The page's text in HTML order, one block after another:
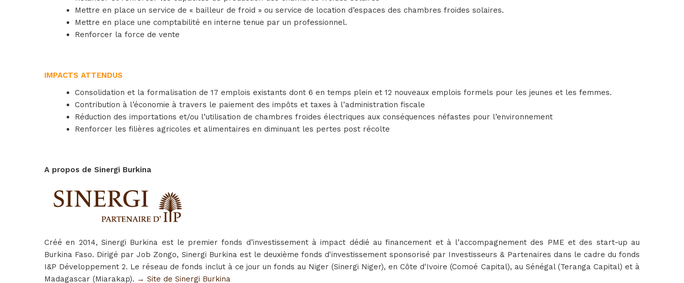
Mettre en place un service de « bailleur de froid » ou service de location d’espaces des chambres froides solaires.
Mettre en place une comptabilité en interne tenue par un professionnel.
Renforcer la force de vente
IMPACTS ATTENDUS
Consolidation et la formalisation de 17 emplois existants dont 6 en temps plein et 12 nouveaux emplois formels pour les jeunes et les femmes.
Contribution à l’économie à travers le paiement des impôts et taxes à l’administration fiscale
Réduction des importations et/ou l’utilisation de chambres froides électriques aux conséquences néfastes pour l’environnement
Renforcer les filières agricoles et alimentaires en diminuant les pertes post récolte
A propos de Sinergi Burkina
Créé en 2014, Sinergi Burkina est le premier fonds d’investissement à impact dédié au financement et à l’accompagnement des PME et des start-up au
Burkina Faso. Dirigé par Job Zongo, Sinergi Burkina est le deuxième fonds d'investissement sponsorisé par Investisseurs & Partenaires dans le cadre du fonds
I&P Développement 2. Le réseau de fonds inclut à ce jour un fonds au Niger (Sinergi Niger), en Côte d'Ivoire (Comoé Capital), au Sénégal (Teranga Capital) et à
Madagascar (Miarakap). → Site de Sinergi Burkina